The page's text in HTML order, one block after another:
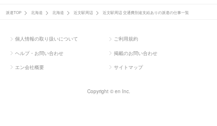
派遣TOP 北海道 北海道 近文駅周辺 近文駅周辺 交通費別途支給ありの派遣の仕事一覧
個人情報の取り扱いについて ご利用規約
ヘルプ・お問い合わせ 掲載のお問い合わせ
エン会社概要 サイトマップ
Copyright © en Inc.